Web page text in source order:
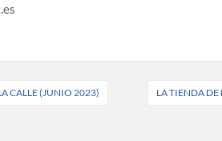
CALLE (JUNIO 2023) LA TIENDA DE